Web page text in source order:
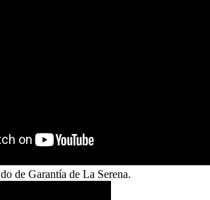
de Garantía de La Serena.